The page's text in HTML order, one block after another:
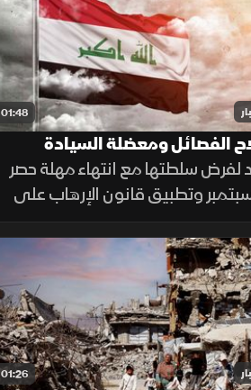
01:48
الفصائل ومعضلة السيادة
لفرض سلطتها مع انتهاء مهلة حصر
بـ30 سبتمبر وتطبيق قانون الإرهاب على
تجاوب فصائل وتسليم مقرها،
كـ"كتائب حزب الله" لربطها
الإقليمي.
01:26